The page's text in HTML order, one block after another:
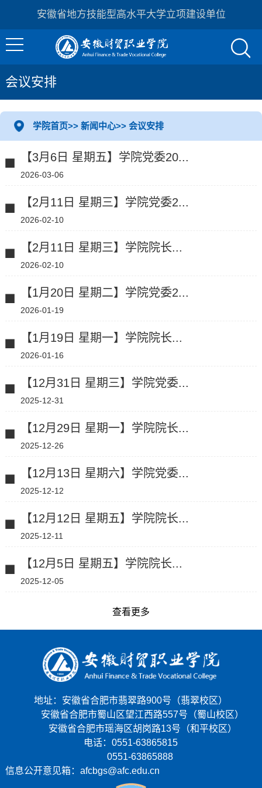
安徽省地方技能型高水平大学立项建设单位
会议安排
学院首页>> 新闻中心>> 会议安排
【3月6日 星期五】学院党委20...
2026-03-06
【2月11日 星期三】学院党委2...
2026-02-10
【2月11日 星期三】学院院长...
2026-02-10
【1月20日 星期二】学院党委2...
2026-01-19
【1月19日 星期一】学院院长...
2026-01-16
【12月31日 星期三】学院党委...
2025-12-31
【12月29日 星期一】学院院长...
2025-12-26
【12月13日 星期六】学院党委...
2025-12-12
【12月12日 星期五】学院院长...
2025-12-11
【12月5日 星期五】学院院长...
2025-12-05
查看更多
地址：安徽省合肥市翡翠路900号（翡翠校区）
安徽省合肥市蜀山区望江西路557号（蜀山校区）
安徽省合肥市瑶海区胡岗路13号（和平校区）
电话：0551-63865815
0551-63865888
信息公开意见箱：afcbgs@afc.edu.cn